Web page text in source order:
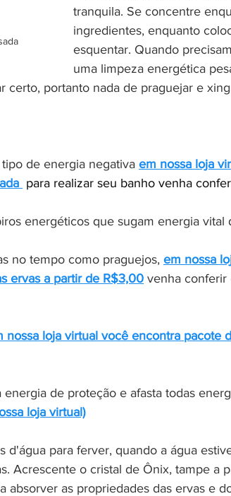
tranquila. Se concentre
ingredientes, enquanto
esquentar. Quando
uma limpeza energética
certo, portanto nada de praguejar e
de energia negativa em nossa loja
para realizar seu banho venha
energéticos que sugam energia vital
no tempo como praguejos, em nossa
ervas a partir de R$3,00 venha
nossa loja virtual você encontra pacote
de proteção e afasta todas
loja virtual)
d'água para ferver, quando a água
Acrescente o cristal de Ônix, tampe a
absorver as propriedades das ervas e